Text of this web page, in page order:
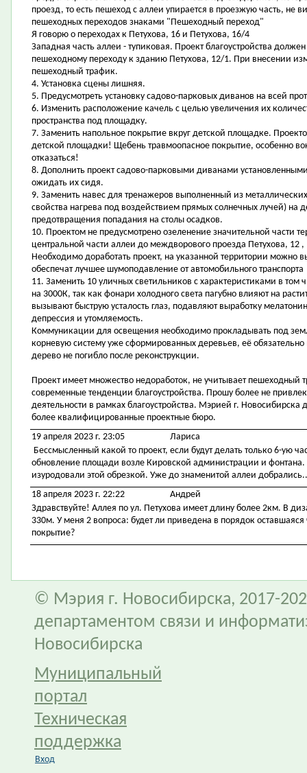
проезд, то есть пешеход с аллеи упирается в проезжую часть, не
пешеходных переходов знаками "Пешеходный переход"
Я говорю о переходах к Петухова, 16 и Петухова, 16/4
Западная часть аллеи - тупиковая. Проект благоустройства
пешеходному переходу к зданию Петухова, 12/1. При внесении
пешеходный трафик.
4. Установка сцены лишняя.
5. Предусмотреть установку садово-парковых диванов на всей
6. Изменить расположение качель с целью увеличения их
пространства под площадку.
7. Заменить напольное покрытие вкруг детской площадке.
детской площадки! Щебень травмоопасное покрытие, особенно
отказаться!
8. Дополнить проект садово-парковыми диванами
ожидать их сидя.
9. Заменить навес для тренажеров выполненный из
свойства нагрева под воздействием прямых солнечных лучей) на
предотвращения попадания на столы осадков.
10. Проектом не предусмотрено озеленение значительной части
центральной части аллеи до междворового проезда Петухова, 12
Необходимо доработать проект, на указанной территории можно
обеспечат лучшее шумоподавление от автомобильного транспорта
11. Заменить 10 уличных светильников с характеристиками в том
на 3000К, так как фонари холодного света пагубно влияют на
вызывают быструю усталость глаз, подавляют выработку
депрессия и утомляемость.
Коммуникации для освещения необходимо прокладывать под
корневую систему уже сформированных деревьев, её
дерево не погибло после реконструкции.
Проект имеет множество недоработок, не учитывает пешеходный
современные тенденции благоустройства. Прошу более не
деятельности в рамках благоустройства. Мэрией г. Новосибирска
более квалифицированные проектные бюро.
19 апреля 2023 г. 23:05
Лариса
Бессмысленный какой то проект, если будут делать только 6-ую
обновление площади возле Кировской администрации и фонтана.
изуродовали этой обрезкой. Уже до знаменитой аллеи
18 апреля 2023 г. 22:22
Андрей
Здравствуйте! Аллея по ул. Петухова имеет длину более 2км. В
330м. У меня 2 вопроса: будет ли приведена в порядок оставшаяся
покрытие?
© Мэрия г. Новосибирска, 2017-
департаментом связи и
Новосибирска
Муниципальный
портал
Техническая
поддержка
Вход